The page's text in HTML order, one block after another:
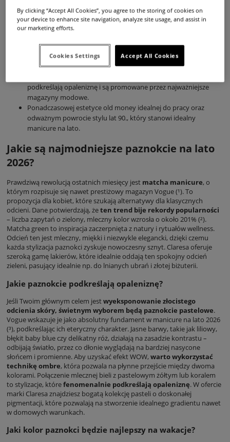
letniej palecie, aby każda stylizacja paznokci była małym dziełem
sztuki. Oto najmodniejsze paznokcie na lato!
Matcha nails, czyli hitowym trendzie, który odnotował
spektakularny wzrost wyszukiwań w sieci.
podkreślają opaleniznę i są promowane przez najważniejsze
magazyny modowe.
Ponadczasowej estetyce old money idealnej do pracy oraz
odważnym powrocie stylu lat 90., który stanowi idealny
manicure na lato.
Jakie są najmodniejsze paznokcie na lato
2026?
Prawdziwą rewolucją ostatnich miesięcy jest matcha manicure, o
którym rozpisuje się nawet prestiżowy magazyn Vogue (¹). To
propozycja dla kobiet, które szukają alternatywy dla klasycznych
odcieni. Dane potwierdzają, żeten trend bije rekordy popularności
– liczba zapytań o zielony, mleczny kolor wzrosła o około 201% (²).
Matcha green to inspiracja zaczerpnięta z natury i rytuałów wellness.
Odcień ten jest mleczny, miękki i niezwykle elegancki, dzięki czemu
każda stylizacja paznokci zyskuje nowoczesny sznyt. Claresa oferuje
szeroką gamę lakierów, które idealnie oddają ten spokojny odcień
zieleni, pasujący idealnie np. do lnianych ubrań i złotej biżuterii.
Jakie paznokcie podkreślają opaleniznę?
Jeśli Twoim głównym celem jestwyeksponowanie złocistego
odcienia skóry, świetnym wyborem będą paznokcie pastelowe.
Vogue wskazuje je jako absolutny fundament w manicure na lato 2026
(³), podkreślając ich eteryczny charakter. Jasne barwy, takie jak liliowy,
błękit baby blue czy delikatny róż, działają na zasadzie kontrastu –
odbijają światło, przez co dłonie wyglądają na bardziej nasycone
słońcem i promienne. Aby uzyskać efekt WOW, warto wykorzystać
technikę ombre, która pozwala na płynne przejście między dwoma
kolorami. Połączenie mlecznej bieli z pastelowym żółtym lub koralem
to stylizacje, którefenomenalnie podkreślają opaleniznę. W ofercie
marki Claresa znajdziesz bogatą kolekcję pasteli o doskonałej
pigmentacji, które pozwalają na stworzenie idealnego gradientu nawet
w domowych warunkach.
Jaki kolor paznokci będzie najlepszy na wakacje?
By clicking “Accept All Cookies”, you agree to the storing of cookies on
your device to enhance site navigation, analyze site usage, and assist in
our marketing efforts.
Accept All Cookies
Cookies Settings